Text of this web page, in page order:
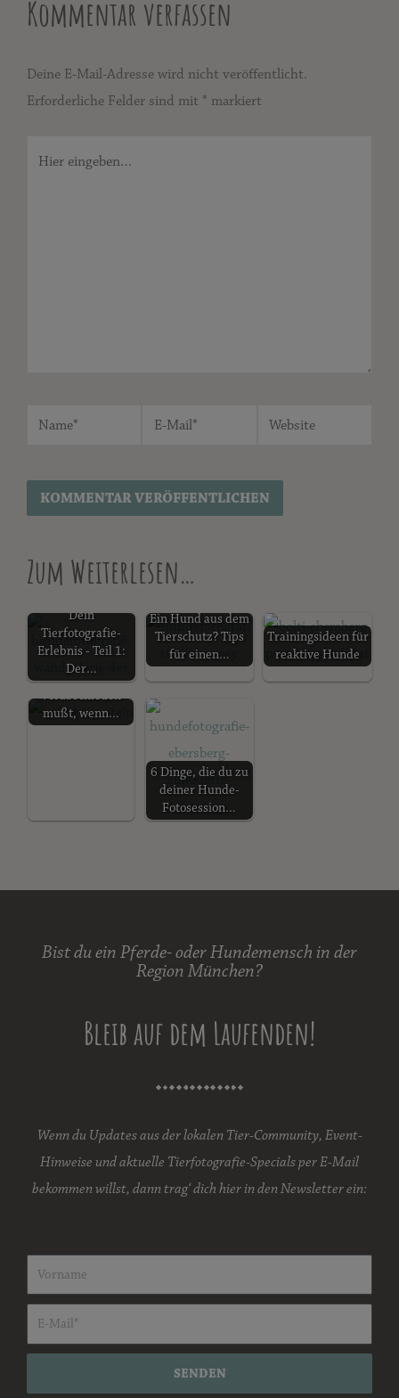
Kommentar verfassen
Deine E-Mail-Adresse wird nicht veröffentlicht.
Erforderliche Felder sind mit * markiert
Zum Weiterlesen…
Dein
Tierfotografie-
Erlebnis - Teil 1:
Der…
Ein Hund aus dem
Tierschutz? Tips
für einen…
Trainingsideen für
reaktive Hunde
7 Dinge, von
denen du dich
verabschieden
mußt, wenn…
6 Dinge, die du zu
deiner Hunde-
Fotosession…
Bist du ein Pferde- oder Hundemensch in der
Region München?
Bleib auf dem Laufenden!
Wenn du Updates aus der lokalen Tier-Community, Event-
Hinweise und aktuelle Tierfotografie-Specials per E-Mail
bekommen willst, dann trag‘ dich hier in den Newsletter ein:
SENDEN